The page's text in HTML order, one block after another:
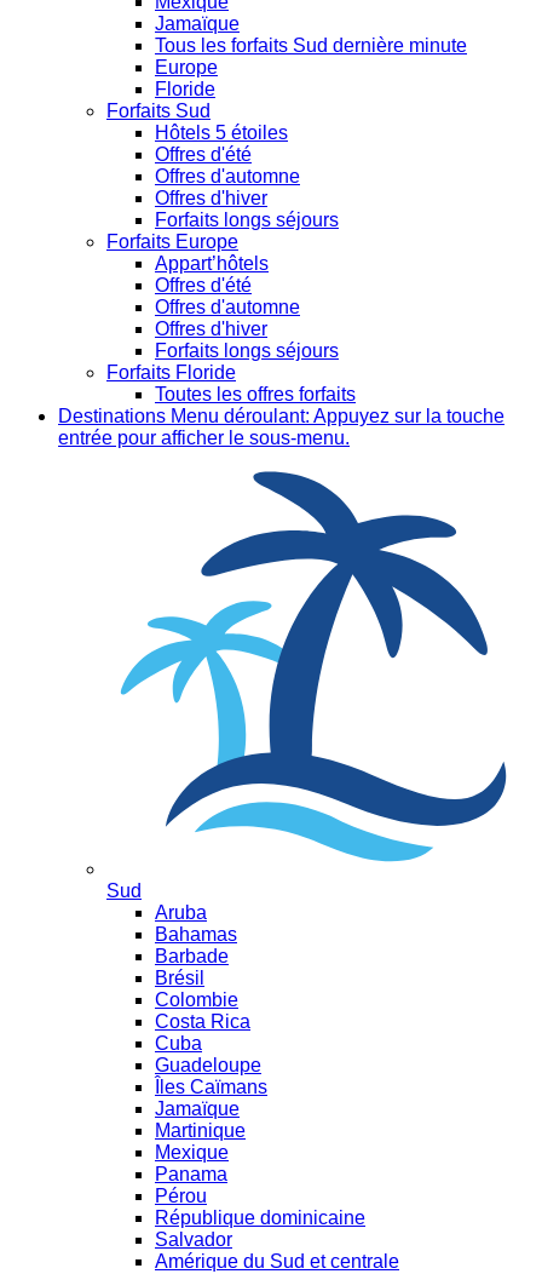
Jamaïque
Tous les forfaits Sud dernière minute
Europe
Floride
Forfaits Sud
Hôtels 5 étoiles
Offres d'été
Offres d'automne
Offres d'hiver
Forfaits longs séjours
Forfaits Europe
Appart’hôtels
Offres d'été
Offres d'automne
Offres d'hiver
Forfaits longs séjours
Forfaits Floride
Toutes les offres forfaits
Destinations Menu déroulant: Appuyez sur la touche
entrée pour afficher le sous-menu.
Sud
Aruba
Bahamas
Barbade
Brésil
Colombie
Costa Rica
Cuba
Guadeloupe
Îles Caïmans
Jamaïque
Martinique
Mexique
Panama
Pérou
République dominicaine
Salvador
Amérique du Sud et centrale